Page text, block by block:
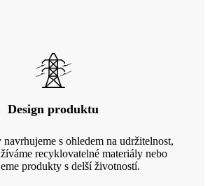
Design produktu
s ohledem na udržitelnost,
recyklovatelné materiály nebo
produkty s delší životností.